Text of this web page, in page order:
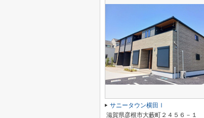
サニータウン横田Ⅰ
滋賀県彦根市大藪町２４５６－１